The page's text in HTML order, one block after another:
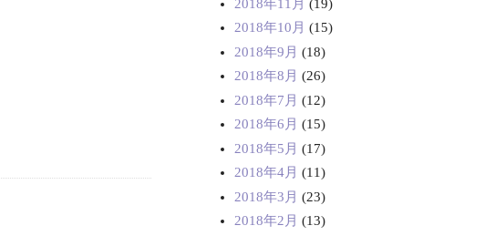
2018年11月 (19)
2018年10月 (15)
2018年9月 (18)
2018年8月 (26)
2018年7月 (12)
2018年6月 (15)
2018年5月 (17)
2018年4月 (11)
2018年3月 (23)
2018年2月 (13)